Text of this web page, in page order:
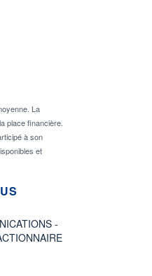
La
place financière.
à son
et
-